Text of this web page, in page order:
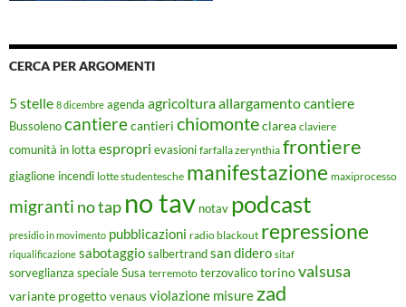
CERCA PER ARGOMENTI
5 stelle 8 dicembre agenda agricolturaallargamento cantiere
Bussolenocantierecantieri chiomonteclarea claviere
comunità in lotta espropri evasioni farfalla zerynthia frontiere
giaglione incendi lotte studentesche manifestazione maxiprocesso
migranti no tap no tav notav podcast
presidio in movimento pubblicazioni radio blackout repressione
riqualificazione sabotaggiosalbertrandsan didero sitaf
sorveglianza speciale Susa terremoto terzovalico torinovalsusa
variante progettovenaus violazione misure zad